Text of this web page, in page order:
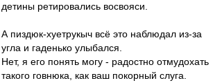
детины ретировались восвояси.
А пиздюк-хуетрукыч всё это наблюдал из-за
угла и гаденько улыбался.
Нет, я его понять могу - радостно отмудохать
такого говнюка, как ваш покорный слуга.